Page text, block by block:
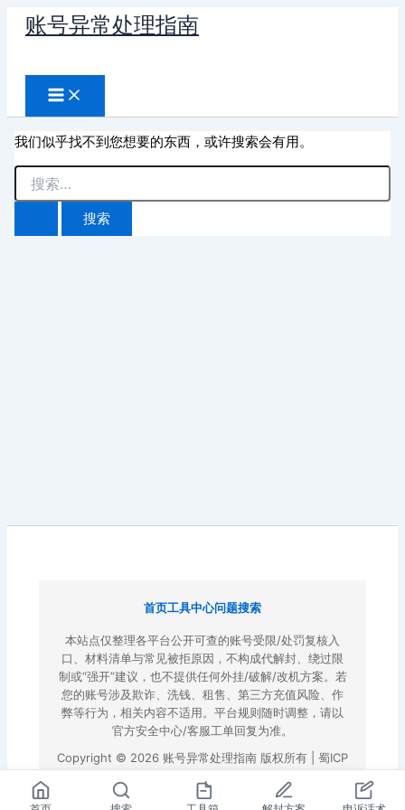
账号异常处理指南
索
我们似乎找不到您想要的东西，或许搜索会有用。
搜
索：
首页工具中心问题搜索
本站点仅整理各平台公开可查的账号受限/处罚复核入
口、材料清单与常见被拒原因，不构成代解封、绕过限
制或“强开”建议，也不提供任何外挂/破解/改机方案。若
您的账号涉及欺诈、洗钱、租售、第三方充值风险、作
弊等行为，相关内容不适用。平台规则随时调整，请以
官方安全中心/客服工单回复为准。
Copyright © 2026 账号异常处理指南 版权所有 | 蜀ICP